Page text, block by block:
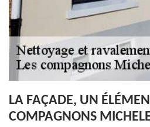
LA FAÇADE, UN
COMPAGNONS